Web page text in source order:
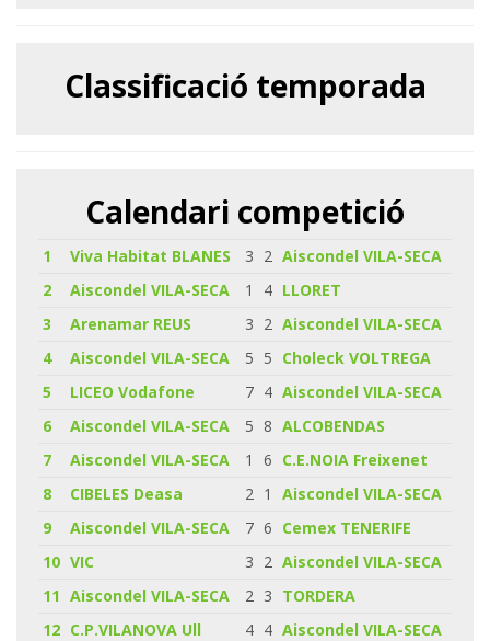
Classificació temporada
Calendari competició
1 Viva Habitat BLANES 3 2 Aiscondel VILA-SECA
2
Aiscondel VILA-SECA 1 4 LLORET
3
Arenamar REUS 3 2 Aiscondel VILA-SECA
4
Aiscondel VILA-SECA 5 5 Choleck VOLTREGA
5
LICEO Vodafone 7 4 Aiscondel VILA-SECA
6
Aiscondel VILA-SECA 5 8 ALCOBENDAS
7
Aiscondel VILA-SECA 1 6 C.E.NOIA Freixenet
8
CIBELES Deasa 2 1
Aiscondel VILA-SECA
9
Aiscondel VILA-SECA 7 6 Cemex TENERIFE
10 VIC 3 2 Aiscondel VILA-SECA
11 Aiscondel VILA-SECA 2 3 TORDERA
12 C.P.VILANOVA Ull
4 4 Aiscondel VILA-SECA